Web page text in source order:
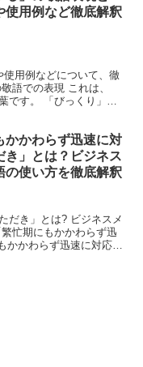
使用例など徹底解釈
使用例などについて、徹
語での表現 これは、
です。 「びっくり」は
かかわらず迅速に対
き」とは？ビジネス
の使い方を徹底解釈
だき」とは? ビジネスメ
忙期にもかかわらず迅
かかわらず迅速に対応し